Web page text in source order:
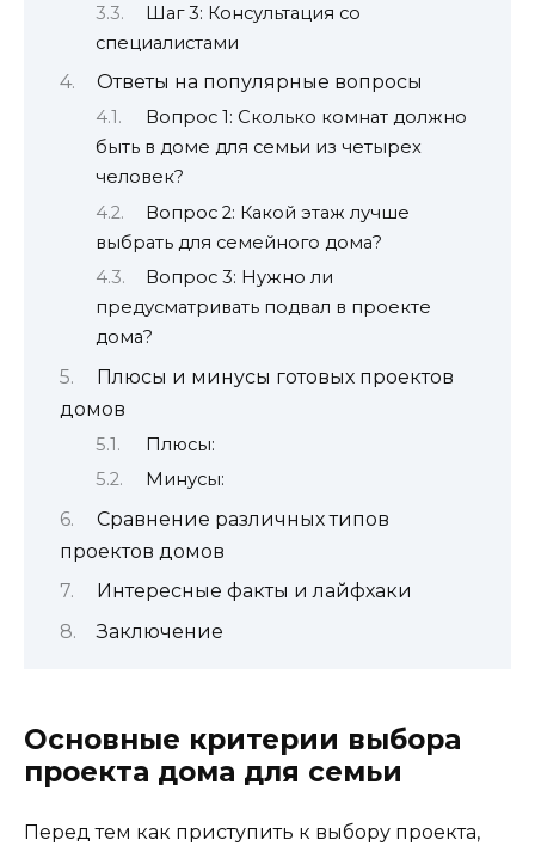
Шаг 3: Консультация со
специалистами
Ответы на популярные вопросы
Вопрос 1: Сколько комнат должно
быть в доме для семьи из четырех
человек?
Вопрос 2: Какой этаж лучше
выбрать для семейного дома?
Вопрос 3: Нужно ли
предусматривать подвал в проекте
дома?
Плюсы и минусы готовых проектов
домов
Плюсы:
Минусы:
Сравнение различных типов
проектов домов
Интересные факты и лайфхаки
Заключение
Основные критерии выбора
проекта дома для семьи
Перед тем как приступить к выбору проекта,